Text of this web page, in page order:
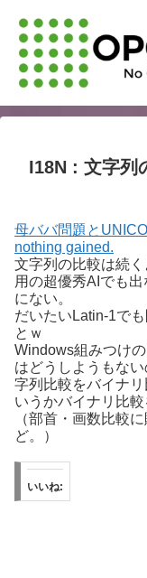
I18N : 文字列
母ババ問題と
nothing gained.
文字列の比較は続
用の超優秀AIでも
にない。
だいたいLatin-1で
とｗ
Windows組みつけ
はどうしようもな
字列比較をバイナ
いうかバイナリ比較
（部首・画数比較
ど。）
いいね: